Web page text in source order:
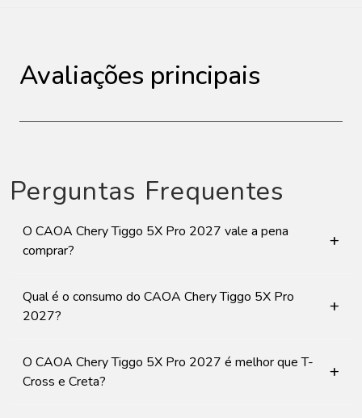
Avaliações principais
Perguntas Frequentes
O CAOA Chery Tiggo 5X Pro 2027 vale a pena
comprar?
+
Qual é o consumo do CAOA Chery Tiggo 5X Pro
2027?
+
O CAOA Chery Tiggo 5X Pro 2027 é melhor que T-
Cross e Creta?
+